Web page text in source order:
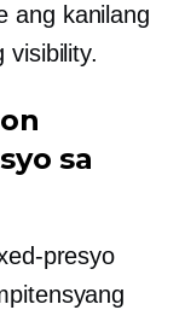
ang kanilang
visibility.
sa
presyo